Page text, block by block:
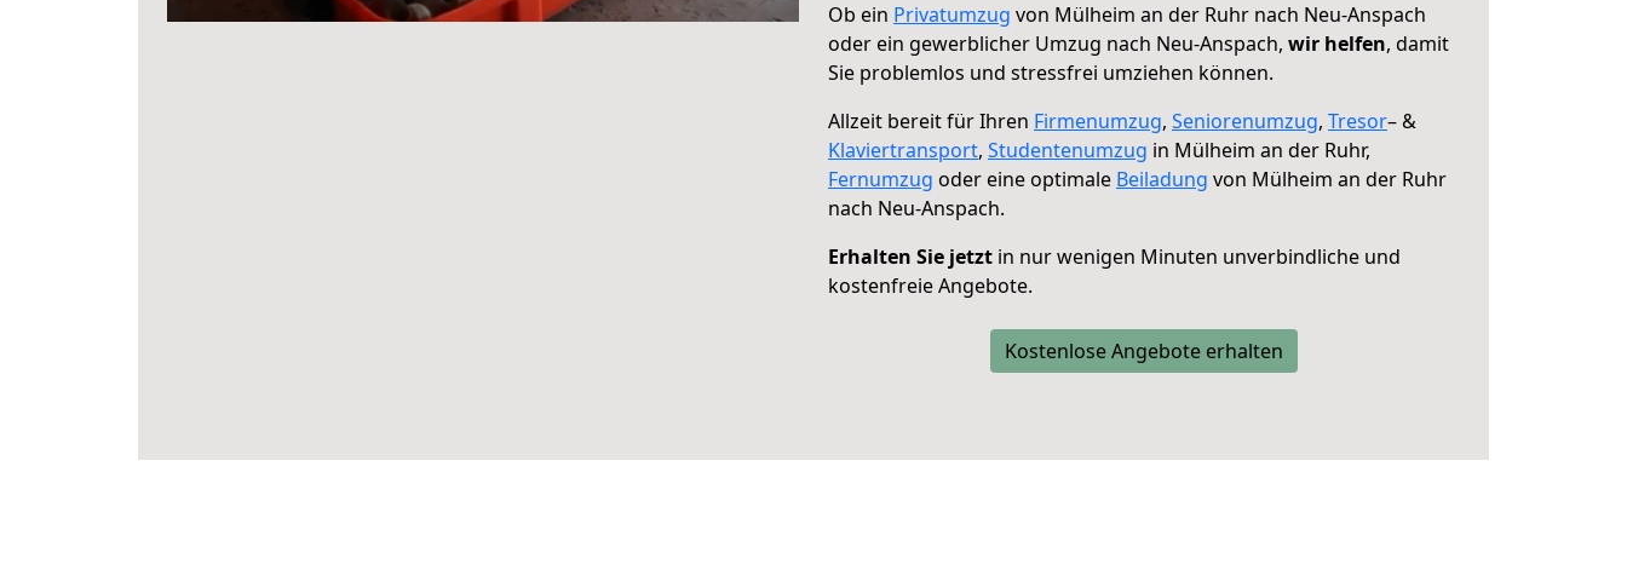
Ob ein Privatumzug von Mülheim an der Ruhr nach Neu-Anspach
oder ein gewerblicher Umzug nach Neu-Anspach, wir helfen, damit
Sie problemlos und stressfrei umziehen können.
Allzeit bereit für Ihren Firmenumzug, Seniorenumzug, Tresor– &
Klaviertransport, Studentenumzug in Mülheim an der Ruhr,
Fernumzug oder eine optimale Beiladung von Mülheim an der Ruhr
nach Neu-Anspach.
Erhalten Sie jetzt in nur wenigen Minuten unverbindliche und
kostenfreie Angebote.
Kostenlose Angebote erhalten